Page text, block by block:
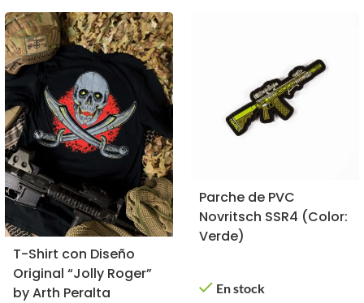
T-Shirt con Diseño
Original “Jolly Roger”
by Arth Peralta
Parche de PVC
Novritsch SSR4 (Color:
Verde)
En stock